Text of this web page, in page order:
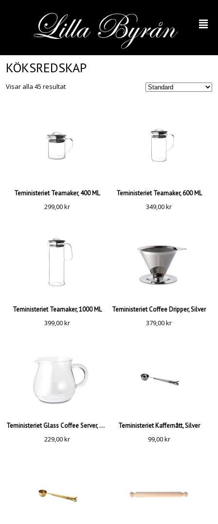
²
KÖKSREDSKAP
Visar alla 45 resultat
Teministeriet Teamaker, 400 ML
299,00kr
Teministeriet Teamaker, 600 ML
349,00kr
Teministeriet Teamaker, 1000 ML
399,00kr
Teministeriet Coffee Dripper, Silver
379,00kr
Teministeriet Glass Coffee Server, 600 ML
229,00kr
Teministeriet Kaffemått, Silver
99,00kr